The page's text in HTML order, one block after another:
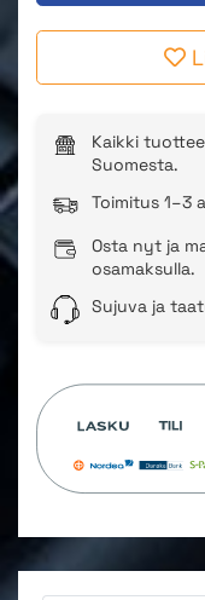
Kaikki
Suomesta.
Toimitus 1–3
Osta nyt ja
osamaksulla.
Sujuva ja